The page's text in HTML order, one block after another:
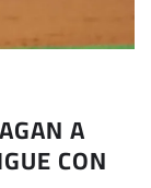
A
CON